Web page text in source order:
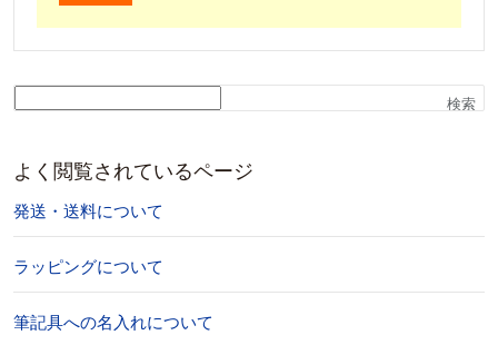
検索
よく閲覧されているページ
発送・送料について
ラッピングについて
筆記具への名入れについて